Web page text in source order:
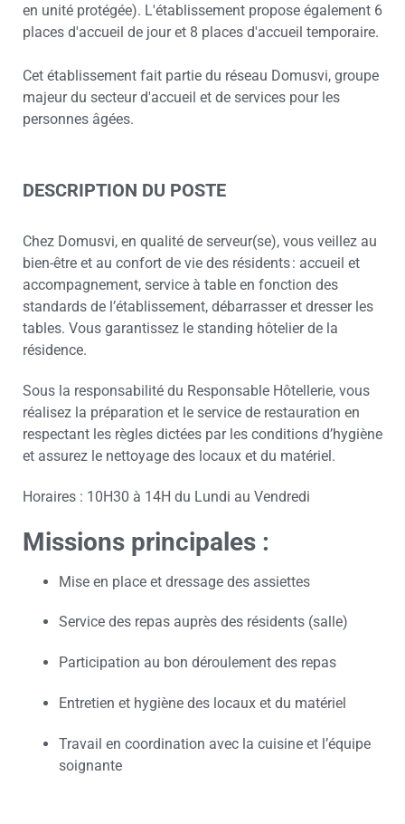
en unité protégée). L'établissement propose également 6
places d'accueil de jour et 8 places d'accueil temporaire.
Cet établissement fait partie du réseau Domusvi, groupe
majeur du secteur d'accueil et de services pour les
personnes âgées.
DESCRIPTION DU POSTE
Chez Domusvi, en qualité de serveur(se), vous veillez au
bien-être et au confort de vie des résidents : accueil et
accompagnement, service à table en fonction des
standards de l’établissement, débarrasser et dresser les
tables. Vous garantissez le standing hôtelier de la
résidence.
Sous la responsabilité du Responsable Hôtellerie, vous
réalisez la préparation et le service de restauration en
respectant les règles dictées par les conditions d’hygiène
et assurez le nettoyage des locaux et du matériel.
Horaires : 10H30 à 14H du Lundi au Vendredi
Missions principales :
Mise en place et dressage des assiettes
Service des repas auprès des résidents (salle)
Participation au bon déroulement des repas
Entretien et hygiène des locaux et du matériel
Travail en coordination avec la cuisine et l’équipe
soignante